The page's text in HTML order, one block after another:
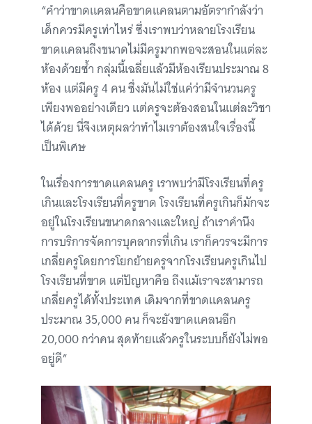
“คำว่าขาดแคลนคือขาดแคลนตามอัตรากำลังว่า
เด็กควรมีครูเท่าไหร่ ซึ่งเราพบว่าหลายโรงเรียน
ขาดแคลนถึงขนาดไม่มีครูมากพอจะสอนในแต่ละ
ห้องด้วยซ้ำ กลุ่มนี้เฉลี่ยแล้วมีห้องเรียนประมาณ 8
ห้อง แต่มีครู 4 คน ซึ่งมันไม่ใช่แค่ว่ามีจำนวนครู
เพียงพออย่างเดียว แต่ครูจะต้องสอนในแต่ละวิชา
ได้ด้วย นี่จึงเหตุผลว่าทำไมเราต้องสนใจเรื่องนี้
เป็นพิเศษ
ในเรื่องการขาดแคลนครู เราพบว่ามีโรงเรียนที่ครู
เกินและโรงเรียนที่ครูขาด โรงเรียนที่ครูเกินก็มักจะ
อยู่ในโรงเรียนขนาดกลางและใหญ่ ถ้าเราคำนึง
การบริการจัดการบุคลากรที่เกิน เราก็ควรจะมีการ
เกลี่ยครูโดยการโยกย้ายครูจากโรงเรียนครูเกินไป
โรงเรียนที่ขาด แต่ปัญหาคือ ถึงแม้เราจะสามารถ
เกลี่ยครูได้ทั้งประเทศ เดิมจากที่ขาดแคลนครู
ประมาณ 35,000 คน ก็จะยังขาดแคลนอีก
20,000 กว่าคน สุดท้ายแล้วครูในระบบก็ยังไม่พอ
อยู่ดี”